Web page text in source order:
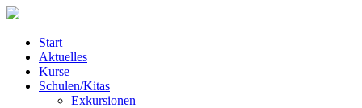
Start
Aktuelles
Kurse
Schulen/Kitas
Exkursionen